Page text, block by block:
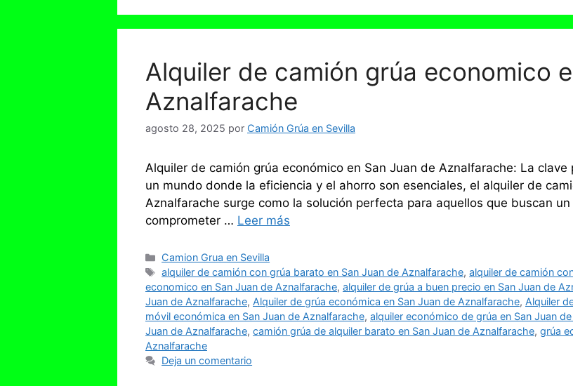
Alquiler de camión grúa economico
Aznalfarache
agosto 28, 2025 por Camión Grúa en Sevilla
Alquiler de camión grúa económico en San Juan de Aznalfarache: La
un mundo donde la eficiencia y el ahorro son esenciales, el alquiler de
Aznalfarache surge como la solución perfecta para aquellos que buscan
comprometer … Leer más
Categorías
Camion Grua en Sevilla
Etiquetas
alquiler de camión con grúa barato en San Juan de Aznalfarache,alquiler de camión
economico en San Juan de Aznalfarache, alquiler de grúa a buen precio en San Juan de
Juan de Aznalfarache, Alquiler de grúa económica en San Juan de Aznalfarache, Alquiler
móvil económica en San Juan de Aznalfarache, alquiler económico de grúa en San Juan
Juan de Aznalfarache, camión grúa de alquiler barato en San Juan de Aznalfarache, grúa
Aznalfarache
Deja un comentario